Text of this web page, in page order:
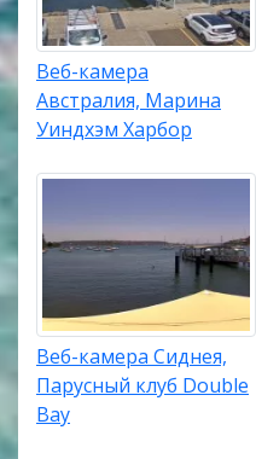
Веб-камера
Австралия, Марина
Уиндхэм Харбор
Веб-камера Сиднея,
Парусный клуб Double
Bay